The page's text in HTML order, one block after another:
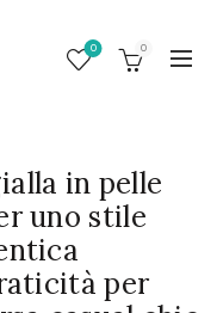
0 0
in pelle
uno stile
per